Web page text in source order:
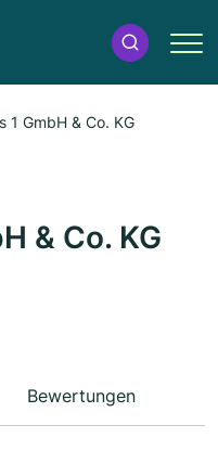
1 GmbH & Co. KG
& Co. KG
Bewertungen